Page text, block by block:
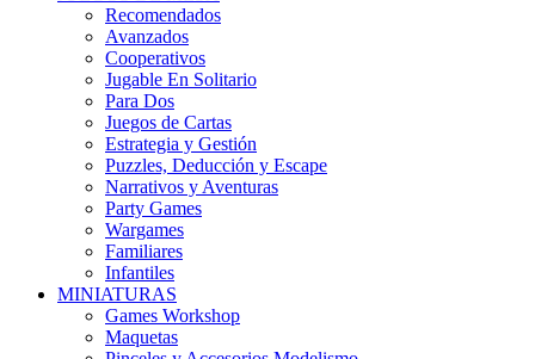
Recomendados
Avanzados
Cooperativos
Jugable En Solitario
Para Dos
Juegos de Cartas
Estrategia y Gestión
Puzzles, Deducción y Escape
Narrativos y Aventuras
Party Games
Wargames
Familiares
Infantiles
MINIATURAS
Games Workshop
Maquetas